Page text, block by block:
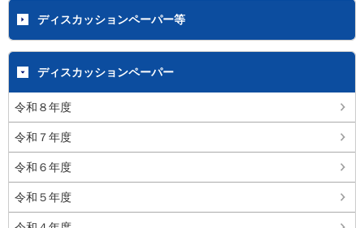
ディスカッションペーパー等
ディスカッションペーパー
令和８年度
令和７年度
令和６年度
令和５年度